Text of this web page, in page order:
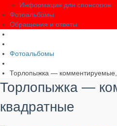
Информация для спонсоров
Фотоальбомы
Обращения и ответы
Фотоальбомы
Торлопыжка — комментируемые,
Торлопыжка —
квадратные